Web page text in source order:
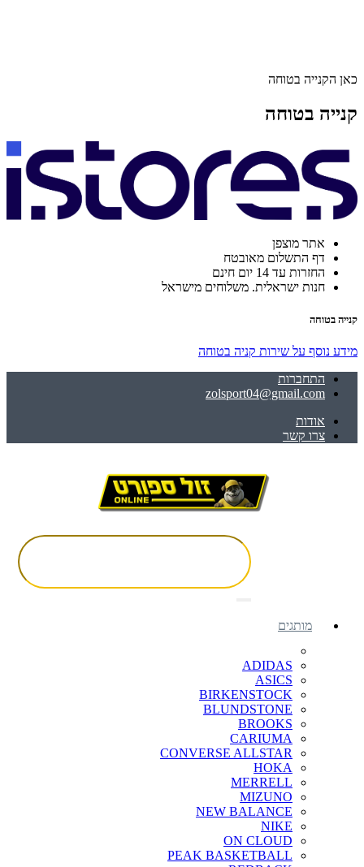
כאן הקנייה בטוחה
קנייה בטוחה
אתר מוצפן
דף התשלום מאובטח
החזרות עד 14 יום חינם
חנות ישראלית. משלוחים מישראל
קנייה בטוחה
מידע נוסף על שירות קניה בטוחה
התחברות
zolsport04@gmail.com
אודות
צרו קשר
מותגים
ADIDAS
ASICS
BIRKENSTOCK
BLUNDSTONE
BROOKS
CARIUMA
CONVERSE ALLSTAR
HOKA
MERRELL
MIZUNO
NEW BALANCE
NIKE
ON CLOUD
PEAK BASKETBALL